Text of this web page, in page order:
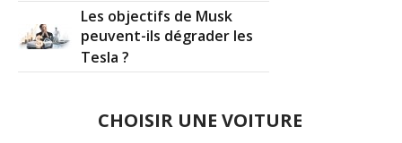
Les objectifs de Musk
peuvent-ils dégrader les
Tesla ?
CHOISIR UNE VOITURE